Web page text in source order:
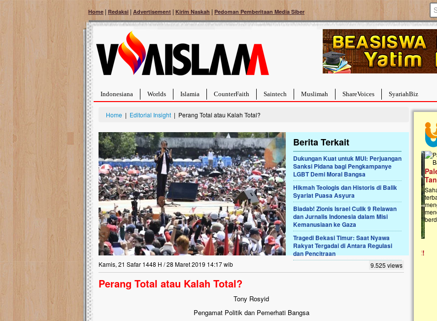
Home | Redaksi | Advertisement | Kirim Naskah | Pedoman Pemberitaan Media Siber
Indonesiana Worlds Islamia CounterFaith Saintech Muslimah ShareVoices SyariahBiz
Home | Editorial Insight | Perang Total atau Kalah Total?
Berita Terkait
Dukungan Kuat untuk MUI: Perjuangan
Sanksi Pidana bagi Pengkampanye
LGBT Demi Moral Bangsa
Hikmah Teologis dan Historis di Balik
Syariat Puasa Asyura
Biadab! Zionis Israel Culik 9 Relawan
dan Jurnalis Indonesia dalam Misi
Kemanusiaan ke Gaza
Tragedi Bekasi Timur: Saat Nyawa
Rakyat Tergadai di Antara Regulasi
dan Pencitraan
Kamis, 21 Safar 1448 H / 28 Maret 2019 14:17 wib 9.525 views
Perang Total atau Kalah Total?
Tony Rosyid
Pengamat Politik dan Pemerhati Bangsa
Bantu Naura, Balita Hebat Sembuh Dari
Tumor Pembuluh Darah
Hidup Naura Salsabila dipenuhi dengan
rintangan yang sangat berat. Meskipun baru
berusia sepuluh bulan, bayi yang imut ini harus
menghadapi penyakit yang dahsyat, yaitu tumor
pembuluh darah berukuran...
Lima Tahun Mangkrak, Masjid di
Pelosok ini Mengenaskan. Ayo Bantu.!!
Nasib masjid di Kampung Cilumbu ini sungguh
mengenaskan. Lima tahun mangkrak, kini nyaris